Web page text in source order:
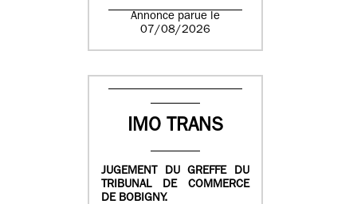
Annonce parue le
07/08/2026
IMO TRANS
JUGEMENT DU GREFFE DU
TRIBUNAL DE COMMERCE
DE BOBIGNY.